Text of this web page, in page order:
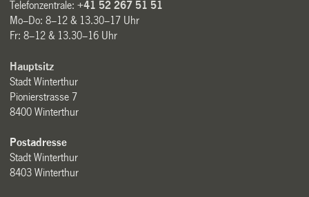
Telefonzentrale:+41 52 267 51 51
Mo–Do: 8–12 & 13.30–17 Uhr
Fr: 8–12 & 13.30–16 Uhr
Hauptsitz
Stadt Winterthur
Pionierstrasse 7
8400 Winterthur
Postadresse
Stadt Winterthur
8403 Winterthur